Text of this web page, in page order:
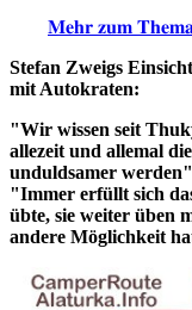
𝐌𝐞𝐡𝐫 𝐳𝐮𝐦
Stefan Zweigs
mit Autokraten:
"Wir wissen seit
allezeit und allemal
unduldsamer
"Immer erfüllt sich
übte, sie weiter üben
andere Möglichkeit